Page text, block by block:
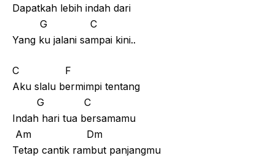
Dapatkah lebih indah dari
G C
Yang ku jalani sampai kini..
C F
Aku slalu bermimpi tentang
G C
Indah hari tua bersamamu
Am Dm
Tetap cantik rambut panjangmu